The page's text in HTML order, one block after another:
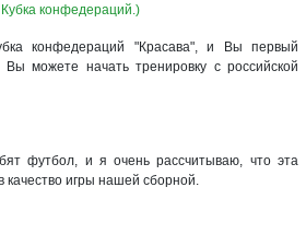
конфедераций.)
конфедераций "Красава", и Вы первый
можете начать тренировку с российской
футбол, и я очень рассчитываю, что эта
игры нашей сборной.